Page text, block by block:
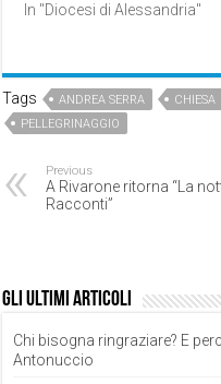
In "Diocesi di Alessandria"
Tags ANDREA SERRA CHIESA
PELLEGRINAGGIO
Previous
A Rivarone ritorna “La
Racconti”
Gli ultimi articoli
Chi bisogna ringraziare? E
Antonuccio